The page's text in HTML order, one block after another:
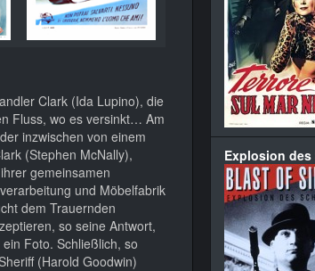
Clark (Ida Lupino), die
Fluss, wo es versinkt… Am
inzwischen von einem
(Stephen McNally),
gemeinsamen
und Möbelfabrik
dem Trauernden
so seine Antwort,
Foto. Schließlich, so
(Harold Goodwin)
Explosion